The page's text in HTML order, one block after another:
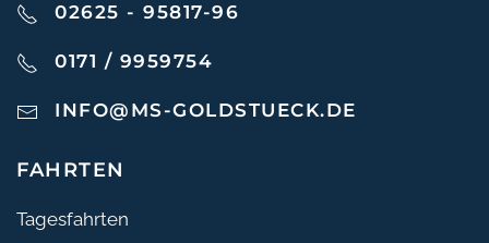
02625 - 95817-96
0171 / 9959754
INFO@MS-GOLDSTUECK.DE
FAHRTEN
Tagesfahrten